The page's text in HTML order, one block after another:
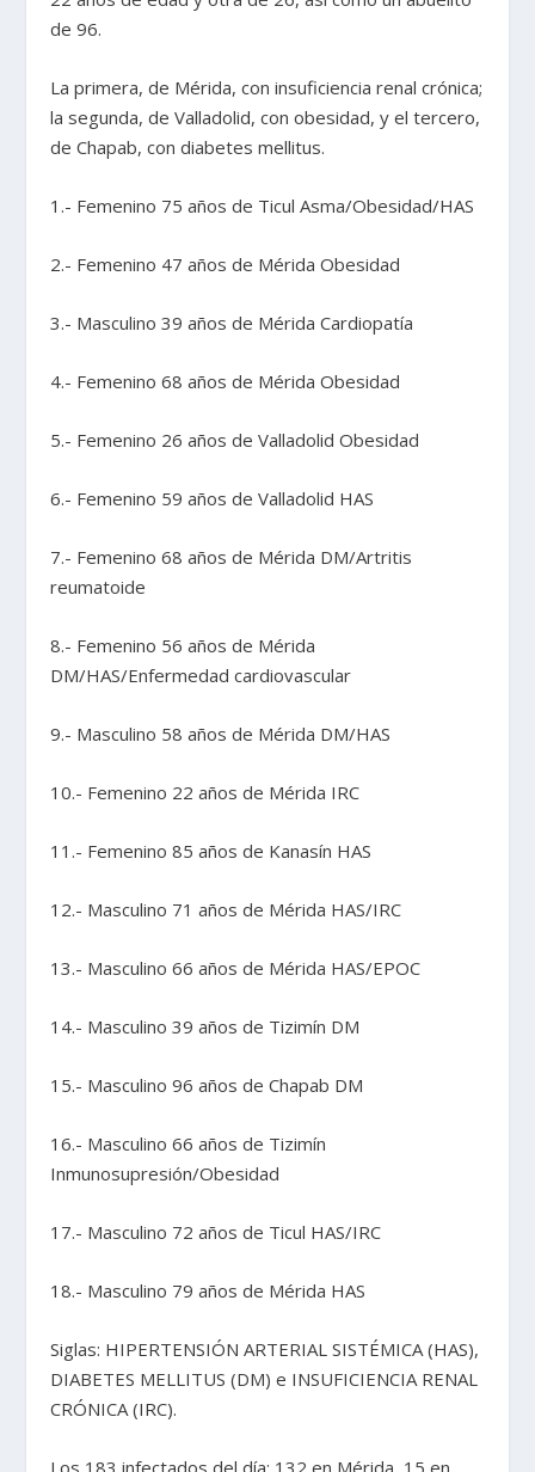
de 96.
La primera, de Mérida, con insuficiencia renal crónica;
la segunda, de Valladolid, con obesidad, y el tercero,
de Chapab, con diabetes mellitus.
1.- Femenino 75 años de Ticul Asma/Obesidad/HAS
2.- Femenino 47 años de Mérida Obesidad
3.- Masculino 39 años de Mérida Cardiopatía
4.- Femenino 68 años de Mérida Obesidad
5.- Femenino 26 años de Valladolid Obesidad
6.- Femenino 59 años de Valladolid HAS
7.- Femenino 68 años de Mérida DM/Artritis
reumatoide
8.- Femenino 56 años de Mérida
DM/HAS/Enfermedad cardiovascular
9.- Masculino 58 años de Mérida DM/HAS
10.- Femenino 22 años de Mérida IRC
11.- Femenino 85 años de Kanasín HAS
12.- Masculino 71 años de Mérida HAS/IRC
13.- Masculino 66 años de Mérida HAS/EPOC
14.- Masculino 39 años de Tizimín DM
15.- Masculino 96 años de Chapab DM
16.- Masculino 66 años de Tizimín
Inmunosupresión/Obesidad
17.- Masculino 72 años de Ticul HAS/IRC
18.- Masculino 79 años de Mérida HAS
Siglas: HIPERTENSIÓN ARTERIAL SISTÉMICA (HAS),
DIABETES MELLITUS (DM) e INSUFICIENCIA RENAL
CRÓNICA (IRC).
Los 183 infectados del día: 132 en Mérida, 15 en